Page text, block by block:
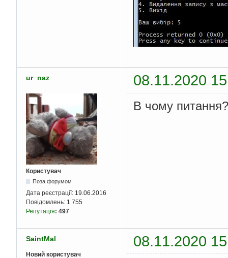
ur_naz 08.11.2020
Користувач
Поза форумом
Дата реєстрації: 19.06.2016
Повідомлень: 1 755
Репутація: 497
В чому питання?
SaintMal 08.11.2020
Новий користувач